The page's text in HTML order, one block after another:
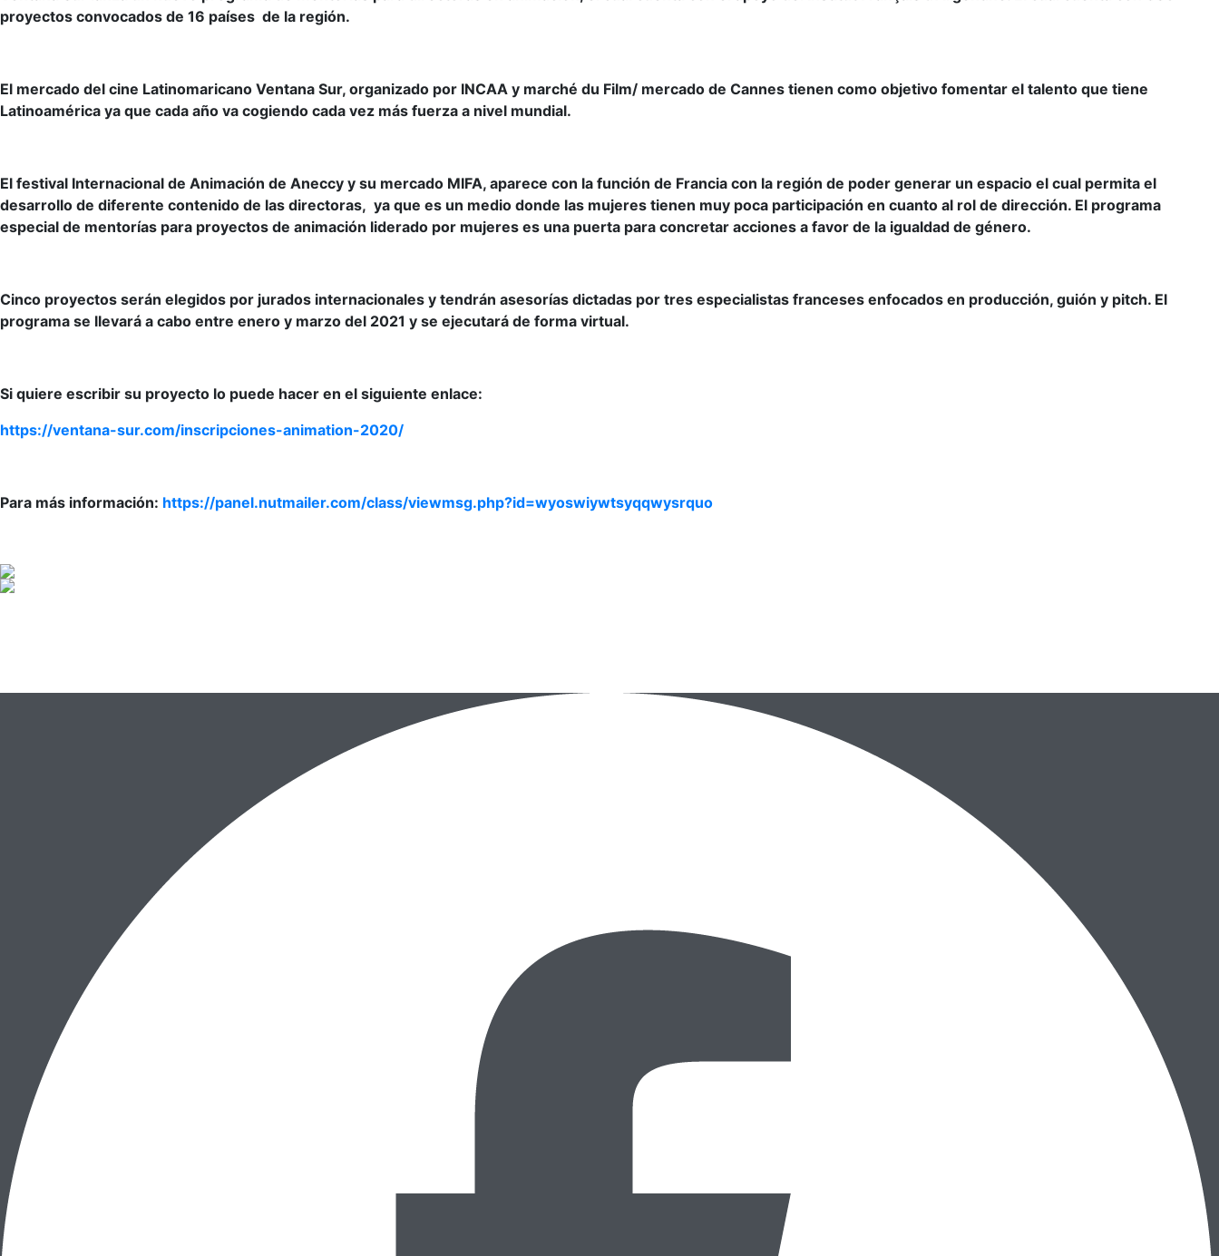
proyectos convocados de 16 países de la región.
El mercado del cine Latinomaricano Ventana Sur, organizado por INCAA y marché du Film/ mercado de Cannes tienen como objetivo fomentar el talento que tiene
Latinoamérica ya que cada año va cogiendo cada vez más fuerza a nivel mundial.
El festival Internacional de Animación de Aneccy y su mercado MIFA, aparece con la función de Francia con la región de poder generar un espacio el cual permita el
desarrollo de diferente contenido de las directoras, ya que es un medio donde las mujeres tienen muy poca participación en cuanto al rol de dirección. El programa
especial de mentorías para proyectos de animación liderado por mujeres es una puerta para concretar acciones a favor de la igualdad de género.
Cinco proyectos serán elegidos por jurados internacionales y tendrán asesorías dictadas por tres especialistas franceses enfocados en producción, guión y pitch. El
programa se llevará a cabo entre enero y marzo del 2021 y se ejecutará de forma virtual.
Si quiere escribir su proyecto lo puede hacer en el siguiente enlace:
https://ventana-sur.com/inscripciones-animation-2020/
Para más información: https://panel.nutmailer.com/class/viewmsg.php?id=wyoswiywtsyqqwysrquo